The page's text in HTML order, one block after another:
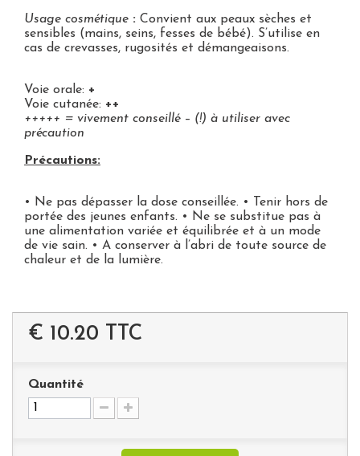
Usage cosmétique : Convient aux peaux sèches et
sensibles (mains, seins, fesses de bébé). S’utilise en
cas de crevasses, rugosités et démangeaisons.
Voie orale: +
Voie cutanée: ++
+++++ = vivement conseillé – (!) à utiliser avec
précaution
Précautions:
• Ne pas dépasser la dose conseillée. • Tenir hors de
portée des jeunes enfants. • Ne se substitue pas à
une alimentation variée et équilibrée et à un mode
de vie sain. • A conserver à l’abri de toute source de
chaleur et de la lumière.
€ 10.20 TTC
Quantité